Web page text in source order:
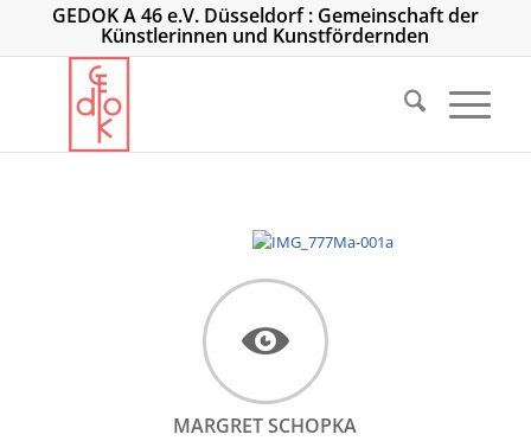
GEDOK A 46 e.V. Düsseldorf : Gemeinschaft der
Künstlerinnen und Kunstfördernden
MARGRET SCHOPKA